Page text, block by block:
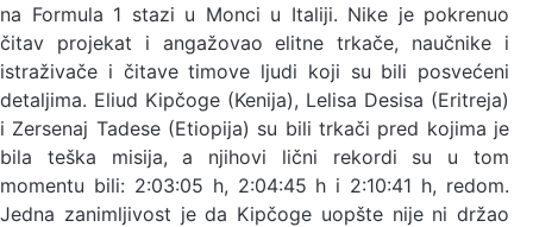
na Formula 1 stazi u Monci u Italiji. Nike je pokrenuo
čitav projekat i angažovao elitne trkače, naučnike i
istraživače i čitave timove ljudi koji su bili posvećeni
detaljima. Eliud Kipčoge (Kenija), Lelisa Desisa (Eritreja)
i Zersenaj Tadese (Etiopija) su bili trkači pred kojima je
bila teška misija, a njihovi lični rekordi su u tom
momentu bili: 2:03:05 h, 2:04:45 h i 2:10:41 h, redom.
Jedna zanimljivost je da Kipčoge uopšte nije ni držao